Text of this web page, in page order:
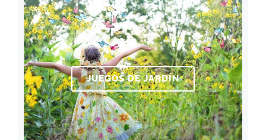
JUEGOS DE JARDÍN